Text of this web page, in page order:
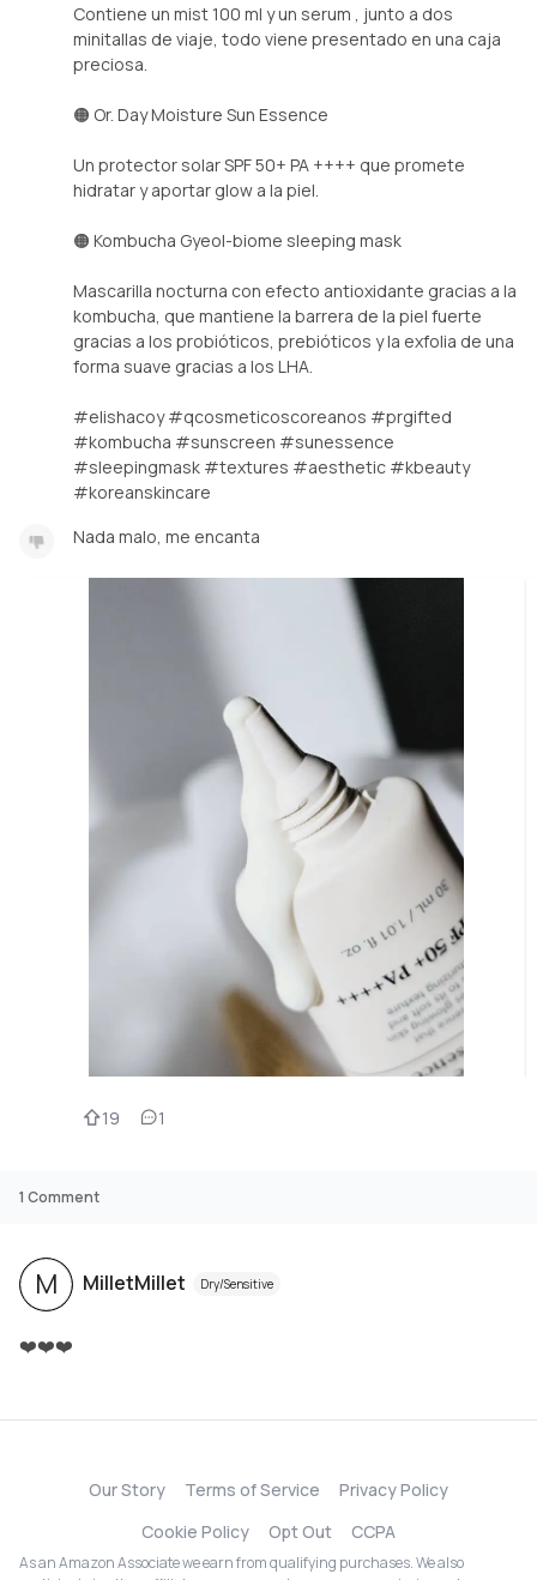
Contiene un mist 100 ml y un serum , junto a dos
minitallas de viaje, todo viene presentado en una caja
preciosa.
🟠 Or. Day Moisture Sun Essence
Un protector solar SPF 50+ PA ++++ que promete
hidratar y aportar glow a la piel.
🟠 Kombucha Gyeol-biome sleeping mask
Mascarilla nocturna con efecto antioxidante gracias a la
kombucha, que mantiene la barrera de la piel fuerte
gracias a los probióticos, prebióticos y la exfolia de una
forma suave gracias a los LHA.
#elishacoy #qcosmeticoscoreanos #prgifted
#kombucha #sunscreen #sunessence
#sleepingmask #textures #aesthetic #kbeauty
#koreanskincare
Nada malo, me encanta
19 1
1 Comment
M MilletMillet Dry/Sensitive
❤️❤️❤️
Our Story Terms of Service
Privacy Policy
Cookie Policy
Opt Out CCPA
As an Amazon Associate we earn from qualifying purchases. We also